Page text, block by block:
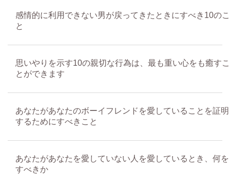
感情的に利用できない男が戻ってきたときにすべき10のこ
と
思いやりを示す10の親切な行為は、最も重い心をも癒すこ
とができます
あなたがあなたのボーイフレンドを愛していることを証明
するためにすべきこと
あなたがあなたを愛していない人を愛しているとき、何を
すべきか